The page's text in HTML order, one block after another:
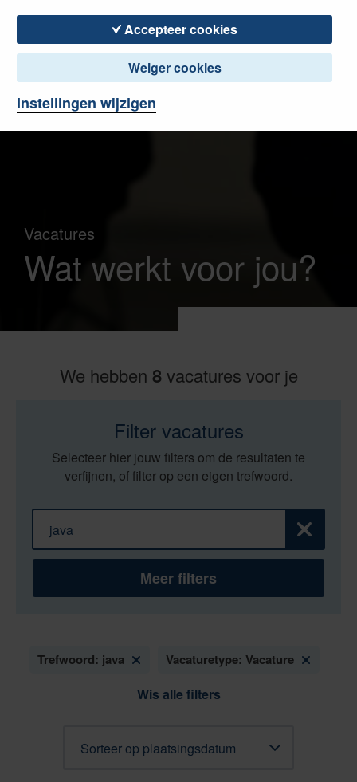
Accepteer cookies
Weiger cookies
Instellingen wijzigen
Vacatures
Wat werkt voor jou?
We hebben 8vacatures voor je
Filter vacatures
Selecteer hier jouw filters om de resultaten te
verfijnen, of filter op een eigen trefwoord.
Zoeken
Meer filters
Trefwoord: java Vacaturetype: Vacature
Wis alle filters
Sorteren